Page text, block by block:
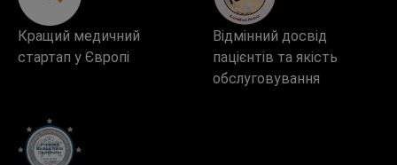
Кращий медичний
стартап у Європі
Відмінний досвід
пацієнтів та якість
обслуговування